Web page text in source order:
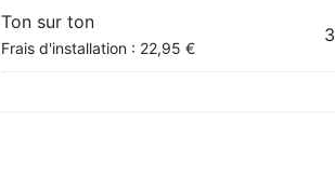
Ton sur ton
Frais d'installation : 22,95 €